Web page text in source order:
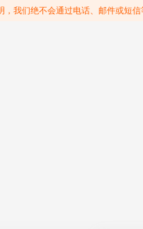
我们绝不会通过电话、邮件或短